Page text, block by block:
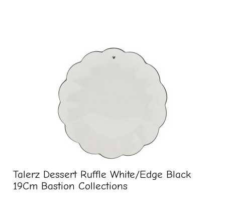
Talerz Dessert Ruffle White/Edge Black
19Cm Bastion Collections